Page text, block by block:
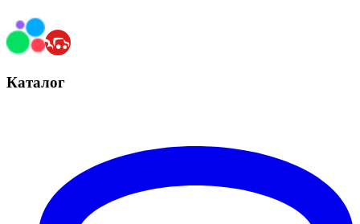
Каталог